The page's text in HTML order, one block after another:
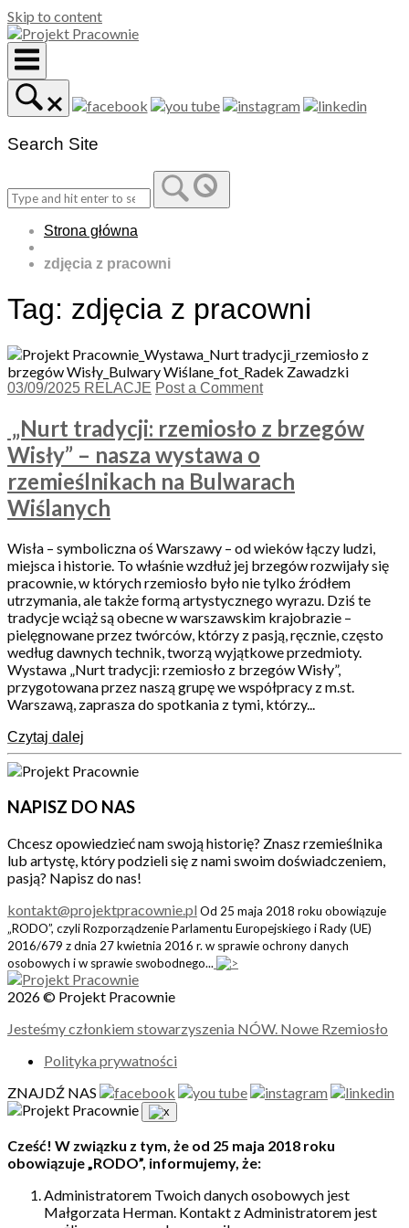
Skip to content
Search Site
Strona główna
zdjęcia z pracowni
Tag: zdjęcia z pracowni
03/09/2025 RELACJE Post a Comment
„Nurt tradycji: rzemiosło z brzegów
Wisły” – nasza wystawa o
rzemieślnikach na Bulwarach
Wiślanych
Wisła – symboliczna oś Warszawy – od wieków łączy ludzi,
miejsca i historie. To właśnie wzdłuż jej brzegów rozwijały się
pracownie, w których rzemiosło było nie tylko źródłem
utrzymania, ale także formą artystycznego wyrazu. Dziś te
tradycje wciąż są obecne w warszawskim krajobrazie –
pielęgnowane przez twórców, którzy z pasją, ręcznie, często
według dawnych technik, tworzą wyjątkowe przedmioty.
Wystawa „Nurt tradycji: rzemiosło z brzegów Wisły”,
przygotowana przez naszą grupę we współpracy z m.st.
Warszawą, zaprasza do spotkania z tymi, którzy...
Czytaj dalej
NAPISZ DO NAS
Chcesz opowiedzieć nam swoją historię? Znasz rzemieślnika
lub artystę, który podzieli się z nami swoim doświadczeniem,
pasją? Napisz do nas!
kontakt@projektpracownie.pl Od 25 maja 2018 roku obowiązuje
„RODO”, czyli Rozporządzenie Parlamentu Europejskiego i Rady (UE)
2016/679 z dnia 27 kwietnia 2016 r. w sprawie ochrony danych
osobowych i w sprawie swobodnego...
2026 © Projekt Pracownie
Jesteśmy członkiem stowarzyszenia NÓW. Nowe Rzemiosło
Polityka prywatności
ZNAJDŹ NAS
Cześć! W związku z tym, że od 25 maja 2018 roku
obowiązuje „RODO”, informujemy, że:
Administratorem Twoich danych osobowych jest
Małgorzata Herman. Kontakt z Administratorem jest